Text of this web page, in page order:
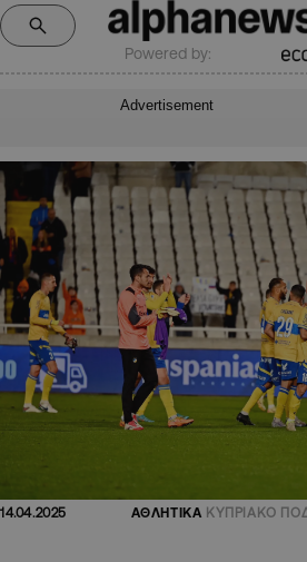
Powered by:
Advertisement
14.04.2025 ΑΘΛΗΤΙΚΑ ΚΥΠΡΙΑΚΟ